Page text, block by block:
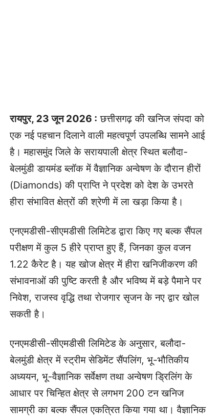
रायपुर, 23 जून 2026 : छत्तीसगढ़ की खनिज संपदा को
एक नई पहचान दिलाने वाली महत्वपूर्ण उपलब्धि सामने आई
है। महासमुंद जिले के सरायपाली क्षेत्र स्थित बलौदा-
बेलमुंडी डायमंड ब्लॉक में वैज्ञानिक अन्वेषण के दौरान हीरों
(Diamonds) की प्राप्ति ने प्रदेश को देश के उभरते
हीरा संभावित क्षेत्रों की श्रेणी में ला खड़ा किया है।
एनएमडीसी-सीएमडीसी लिमिटेड द्वारा किए गए बल्क सैंपल
परीक्षण में कुल 5 हीरे प्राप्त हुए हैं, जिनका कुल वजन
1.22 कैरेट है। यह खोज क्षेत्र में हीरा खनिजीकरण की
संभावनाओं की पुष्टि करती है और भविष्य में बड़े पैमाने पर
निवेश, राजस्व वृद्धि तथा रोजगार सृजन के नए द्वार खोल
सकती है।
एनएमडीसी-सीएमडीसी लिमिटेड के अनुसार, बलौदा-
बेलमुंडी क्षेत्र में स्ट्रीम सेडिमेंट सैंपलिंग, भू-भौतिकीय
अध्ययन, भू-वैज्ञानिक सर्वेक्षण तथा अन्वेषण ड्रिलिंग के
आधार पर चिन्हित क्षेत्र से लगभग 200 टन खनिज
सामग्री का बल्क सैंपल एकत्रित किया गया था। वैज्ञानिक